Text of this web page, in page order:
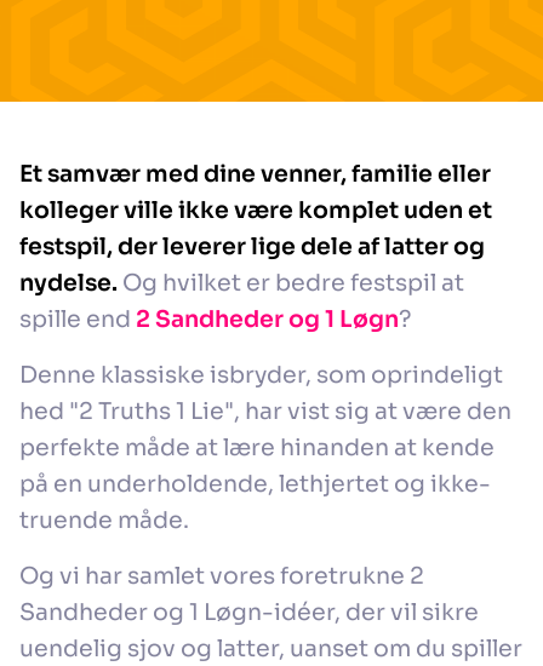
Et samvær med dine venner, familie eller
kolleger ville ikke være komplet uden et
festspil, der leverer lige dele af latter og
nydelse. Og hvilket er bedre festspil at
spille end 2 Sandheder og 1 Løgn?
Denne klassiske isbryder, som oprindeligt
hed "2 Truths 1 Lie", har vist sig at være den
perfekte måde at lære hinanden at kende
på en underholdende, lethjertet og ikke-
truende måde.
Og vi har samlet vores foretrukne 2
Sandheder og 1 Løgn-idéer, der vil sikre
uendelig sjov og latter, uanset om du spiller